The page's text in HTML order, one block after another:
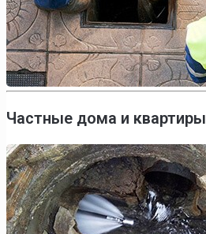
Частные дома и квартиры